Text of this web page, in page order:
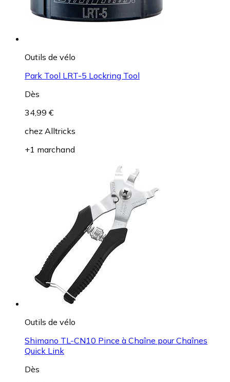
Outils de vélo
Park Tool LRT-5 Lockring Tool
Dès
34,99 €
chez Alltricks
+1 marchand
Outils de vélo
Shimano TL-CN10 Pince à Chaîne pour Chaînes
Quick Link
Dès